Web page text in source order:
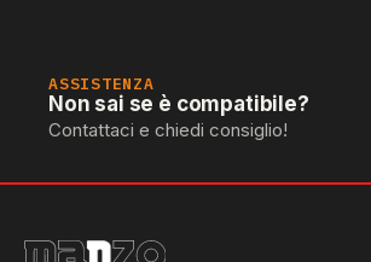
ASSISTENZA
Non sai se è compatibile?
Contattaci e chiedi consiglio!